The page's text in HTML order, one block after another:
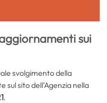
sui
svolgimento della
sul sito dell’Agenzia nella
.